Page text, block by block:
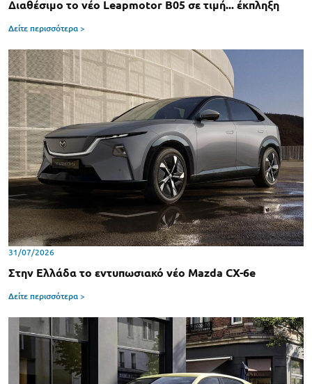
Διαθέσιμο το νέο Leapmotor B05 σε τιμή... έκπληξη
Δείτε περισσότερα >
31/07/2026
Στην Ελλάδα το εντυπωσιακό νέο Mazda CX-6e
Δείτε περισσότερα >